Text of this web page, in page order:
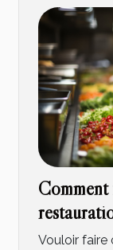
HACCP ?
Vouloir faire